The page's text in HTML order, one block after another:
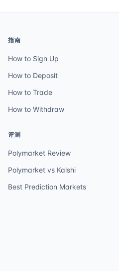
指南
How to Sign Up
How to Deposit
How to Trade
How to Withdraw
评测
Polymarket Review
Polymarket vs Kalshi
Best Prediction Markets